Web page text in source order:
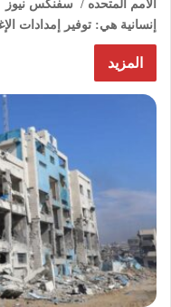
الامم المتحده / سفنكس
إنسانية هي: توفير إمدادات
المزيد